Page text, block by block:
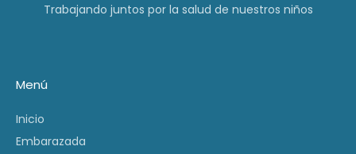
Trabajando juntos por la salud de nuestros niños
Menú
Inicio
Embarazada